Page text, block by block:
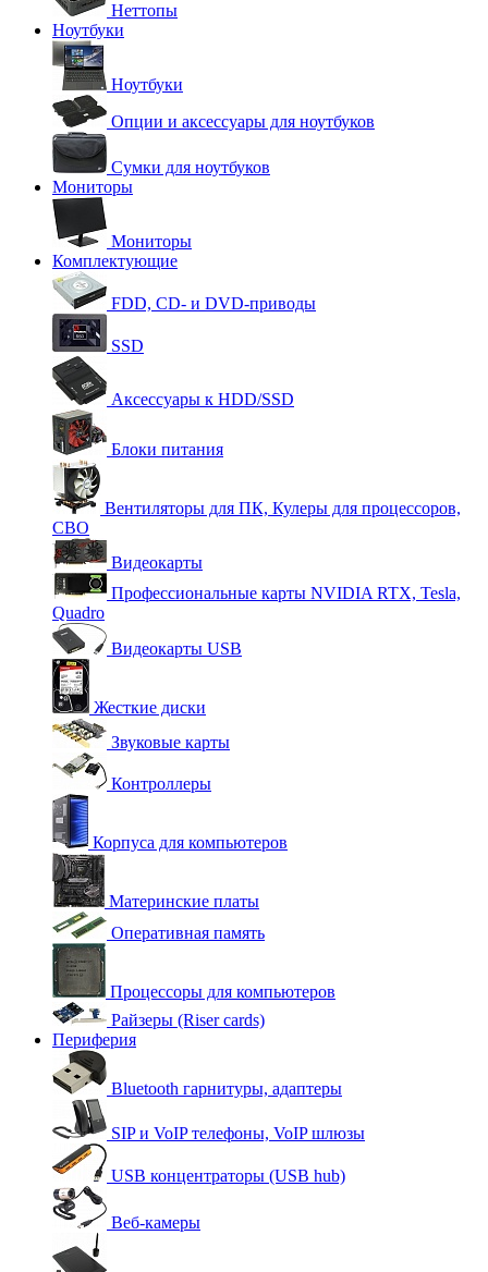
Неттопы
Ноутбуки
Ноутбуки
Опции и аксессуары для ноутбуков
Сумки для ноутбуков
Мониторы
Мониторы
Комплектующие
FDD, CD- и DVD-приводы
SSD
Аксессуары к HDD/SSD
Блоки питания
Вентиляторы для ПК, Кулеры для процессоров,
СВО
Видеокарты
Профессиональные карты NVIDIA RTX, Tesla,
Quadro
Видеокарты USB
Жесткие диски
Звуковые карты
Контроллеры
Корпуса для компьютеров
Материнские платы
Оперативная память
Процессоры для компьютеров
Райзеры (Riser cards)
Периферия
Bluetooth гарнитуры, адаптеры
SIP и VoIP телефоны, VoIP шлюзы
USB концентраторы (USB hub)
Веб-камеры